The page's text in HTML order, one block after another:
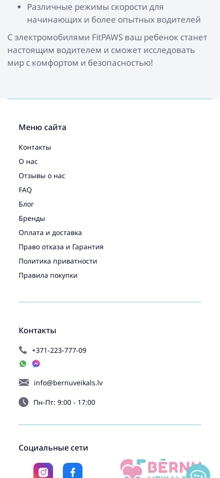
Различные режимы скорости для
начинающих и более опытных водителей
С электромобилями FitPAWS ваш ребенок станет
настоящим водителем и сможет исследовать
мир с комфортом и безопасностью!
Контакты
+371-223-777-09
info@bernuveikals.lv
Пн-Пт: 9:00 - 17:00
Меню сайта
Контакты
О нас
Отзывы о нас
FAQ
Блог
Бренды
Оплата и доставка
Право отказа и Гарантия
Политика приватности
Правила покупки
Социальные сети